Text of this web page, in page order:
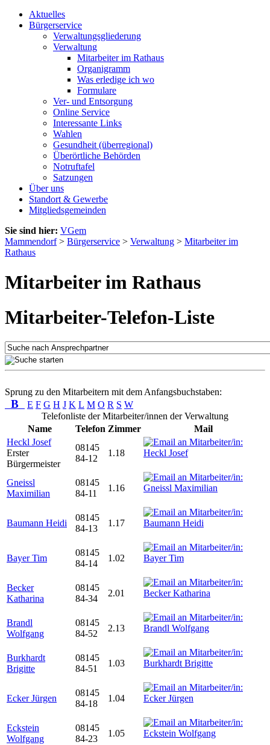
Aktuelles
Bürgerservice
Verwaltungsgliederung
Verwaltung
Mitarbeiter im Rathaus
Organigramm
Was erledige ich wo
Formulare
Ver- und Entsorgung
Online Service
Interessante Links
Wahlen
Gesundheit (überregional)
Überörtliche Behörden
Notruftafel
Satzungen
Über uns
Standort & Gewerbe
Mitgliedsgemeinden
Sie sind hier: VGem
Mammendorf> Bürgerservice > Verwaltung > Mitarbeiter im
Rathaus
Mitarbeiter im Rathaus
Mitarbeiter-Telefon-Liste
Sprung zu den Mitarbeitern mit dem Anfangsbuchstaben:
B E F G H J K L M O R S W
Telefonliste der Mitarbeiter/innen der Verwaltung
Name
Telefon Zimmer
Mail
Heckl Josef
Erster
Bürgermeister
08145
84-12
1.18
Gneissl
Maximilian
08145
84-11
1.16
Baumann Heidi
08145
84-13
1.17
Bayer Tim
08145
84-14
1.02
Becker
Katharina
08145
84-34
2.01
Brandl
Wolfgang
08145
84-52
2.13
Burkhardt
Brigitte
08145
84-51
1.03
Ecker Jürgen
08145
84-18
1.04
Eckstein
Wolfgang
08145
84-23
1.05